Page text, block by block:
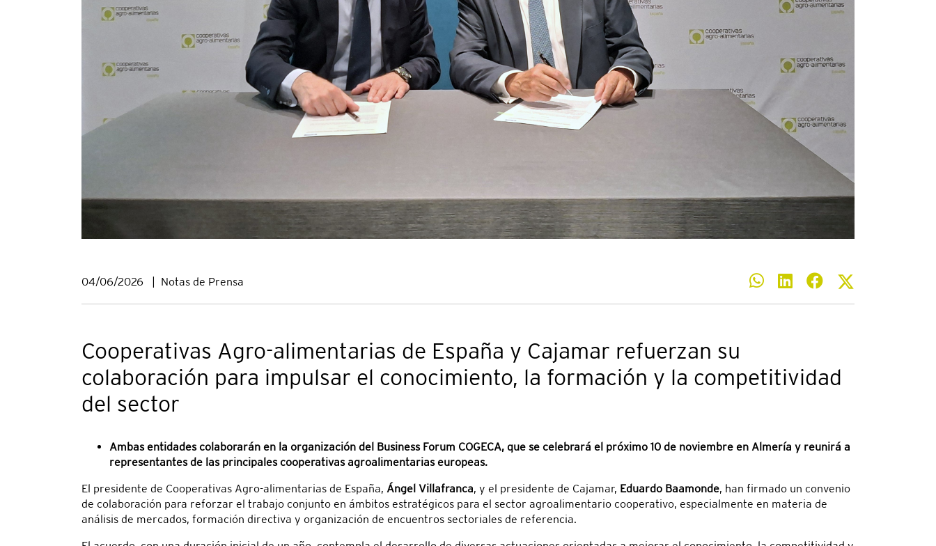
04/06/2026 Notas de Prensa
Cooperativas Agro-alimentarias de España y Cajamar refuerzan su
colaboración para impulsar el conocimiento, la formación y la competitividad
del sector
Ambas entidades colaborarán en la organización del Business Forum COGECA, que se celebrará el próximo 10 de noviembre en Almería y reunirá a
representantes de las principales cooperativas agroalimentarias europeas.
El presidente de Cooperativas Agro-alimentarias de España, Ángel Villafranca, y el presidente de Cajamar, Eduardo Baamonde, han firmado un convenio
de colaboración para reforzar el trabajo conjunto en ámbitos estratégicos para el sector agroalimentario cooperativo, especialmente en materia de
análisis de mercados, formación directiva y organización de encuentros sectoriales de referencia.